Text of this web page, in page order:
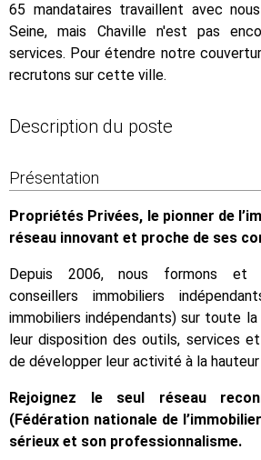
65 mandataires travaillent avec
Seine, mais Chaville n'est pas
services. Pour étendre notre
recrutons sur cette ville.
Description du poste
Présentation
Propriétés Privées, le pionner de
réseau innovant et proche de ses
Depuis 2006, nous formons et
conseillers immobiliers
immobiliers indépendants) sur toute
leur disposition des outils, services
de développer leur activité à la
Rejoignez le seul réseau
(Fédération nationale de
sérieux et son professionnalisme.